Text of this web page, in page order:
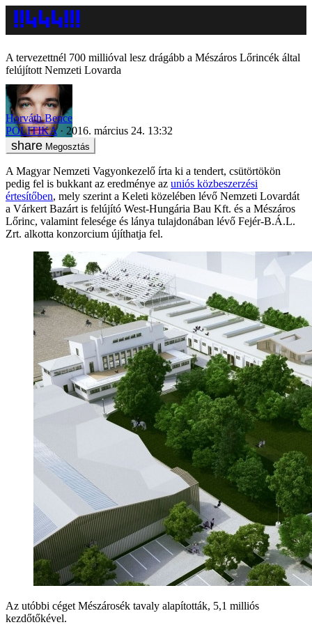
A tervezettnél 700 millióval lesz drágább a Mészáros Lőrincék által
felújított Nemzeti Lovarda
Horváth Bence
POLITIKA
2016. március 24. 13:32
Megosztás
A Magyar Nemzeti Vagyonkezelő írta ki a tendert, csütörtökön
pedig fel is bukkant az eredménye az uniós közbeszerzési
értesítőben, mely szerint a Keleti közelében lévő Nemzeti Lovardát
a Várkert Bazárt is felújító West-Hungária Bau Kft. és a Mészáros
Lőrinc, valamint felesége és lánya tulajdonában lévő Fejér-B.Á.L.
Zrt. alkotta konzorcium újíthatja fel.
Az utóbbi céget Mészárosék tavaly alapították, 5,1 milliós
kezdőtőkével.